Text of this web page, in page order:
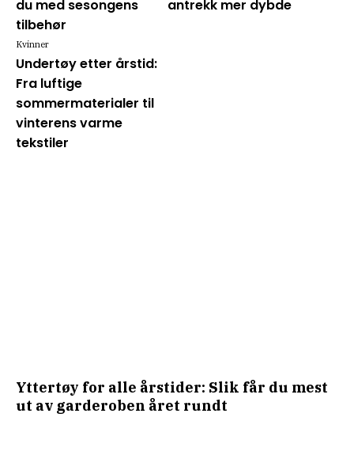
du med sesongens
tilbehør
antrekk mer dybde
Undertøy etter årstid:
Fra luftige
sommermaterialer til
vinterens varme
tekstiler
Kvinner
Yttertøy for alle årstider: Slik får du mest
ut av garderoben året rundt